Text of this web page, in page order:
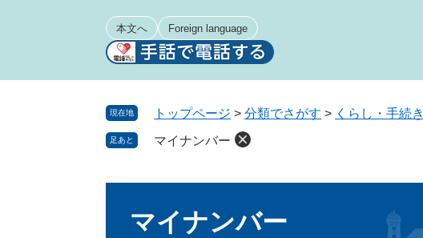
本文へ Foreign language
現在地 トップページ > 分類でさがす > くらし・手続き
足あと マイナンバー
マイナンバー